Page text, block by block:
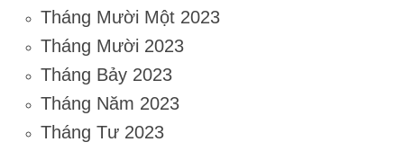
Tháng Mười Một 2023
Tháng Mười 2023
Tháng Bảy 2023
Tháng Năm 2023
Tháng Tư 2023